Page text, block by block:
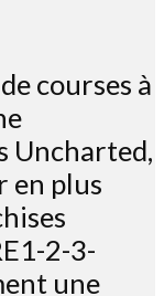
courses à
Uncharted,
en plus
2-3-
une